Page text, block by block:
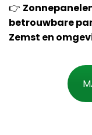
👉
betrouwbare
Zemst en